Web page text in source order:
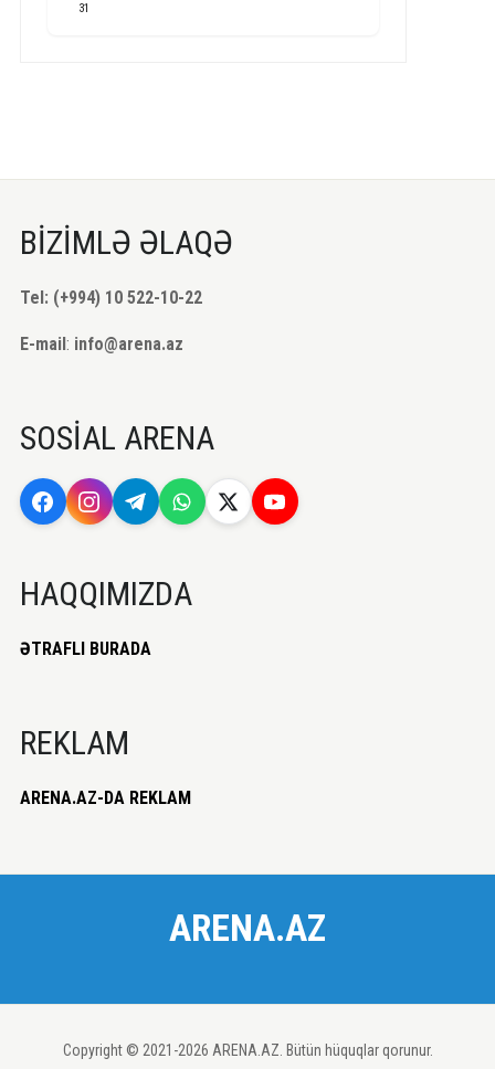
31
BİZİMLƏ ƏLAQƏ
Tel: (+994) 10 522-10-22
E-mail: info@arena.az
SOSİAL ARENA
HAQQIMIZDA
ƏTRAFLI BURADA
REKLAM
ARENA.AZ-DA REKLAM
ARENA.AZ
Copyright © 2021-2026 ARENA.AZ. Bütün hüquqlar qorunur.